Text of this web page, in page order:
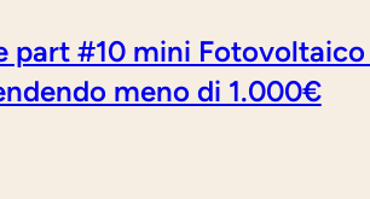
part #10 mini Fotovoltaico
meno di 1.000€